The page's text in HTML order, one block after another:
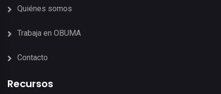
Quiénes somos
Trabaja en OBUMA
Contacto
Recursos